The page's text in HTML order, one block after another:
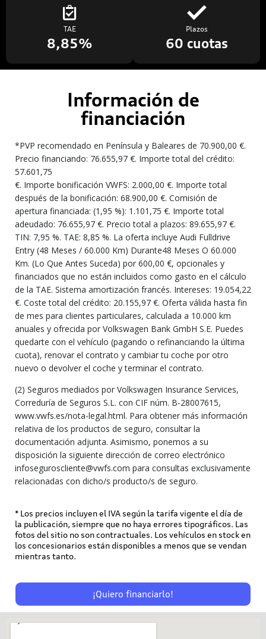
TAE
8,85%
Plazos
60 cuotas
Información de
financiación
*PVP recomendado en Península y Baleares de 70.900,00 €.
Precio financiando: 76.655,97 €. Importe total del crédito:
57.601,75
€. Importe bonificación VWFS: 2.000,00 €. Importe total
después de la bonificación: 68.900,00 €. Comisión de
apertura financiada: (1,95 %): 1.101,75 €. Importe total
adeudado: 76.655,97 €. Precio total a plazos: 89.655,97 €.
TIN: 7,95 %. TAE: 8,85 %. La oferta incluye Audi Fulldrive
Entry (48 Meses / 60.000 Km) Durante48 Meses O 60.000
Km. (Lo Que Antes Suceda) por 600,00 €, opcionales y
financiados que no están incluidos como gasto en el cálculo
de la TAE. Sistema amortización francés. Intereses: 19.054,22
€. Coste total del crédito: 20.155,97 €. Oferta válida hasta fin
de mes para clientes particulares, calculada a 10.000 km
anuales y ofrecida por Volkswagen Bank GmbH S.E. Puedes
quedarte con el vehículo (pagando o refinanciando la última
cuota), renovar el contrato y cambiar tu coche por otro
nuevo o devolver el coche y terminar el contrato.
(2) Seguros mediados por Volkswagen Insurance Services,
Correduría de Seguros S.L. con CIF núm. B-28007615,
www.vwfs.es/nota-legal.html. Para obtener más información
relativa de los productos de seguro, consultar la
documentación adjunta. Asimismo, ponemos a su
disposición la siguiente dirección de correo electrónico
infoseguroscliente@vwfs.com para consultas exclusivamente
relacionadas con dicho/s producto/s de seguro.
* Los precios incluyen el IVA según la tarifa vigente el día de
la publicación, siempre que no haya errores tipográficos. Las
fotos del sitio no son contractuales. Los vehículos en stock en
los concesionarios están disponibles a menos que se vendan
mientras tanto.
¡Quiero financiarlo!